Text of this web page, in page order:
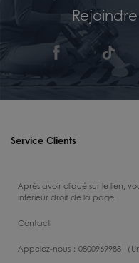
Service Clients
Après avoir cliqué sur le lien,
inférieur droit de la page.
Contact
Appelez-nous：0800969988 （